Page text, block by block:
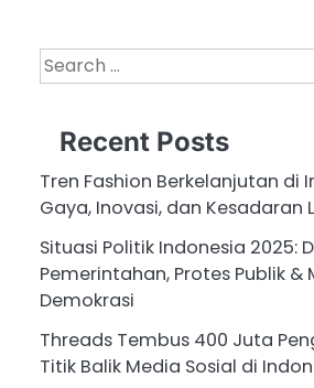
Search
for:
Recent Posts
Tren Fashion Berkelanjutan di
Gaya, Inovasi, dan Kesadaran
Situasi Politik Indonesia 2025:
Pemerintahan, Protes Publik &
Demokrasi
Threads Tembus 400 Juta
Titik Balik Media Sosial di